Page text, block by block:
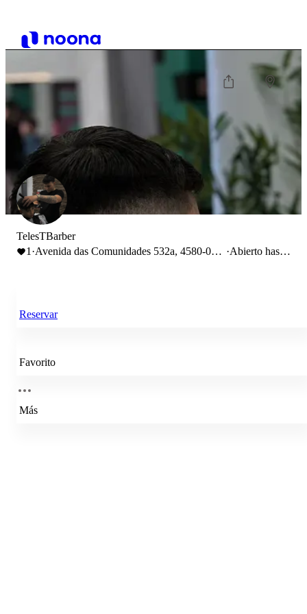
TelesTBarber
1 ·Avenida das Comunidades 532a, 4580-047 ·Abierto hasta
Reservar
Favorito
Más